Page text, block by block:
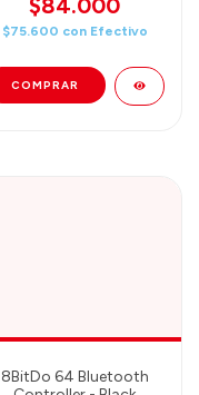
$84.000
$75.600 con Efectivo
8BitDo 64 Bluetooth